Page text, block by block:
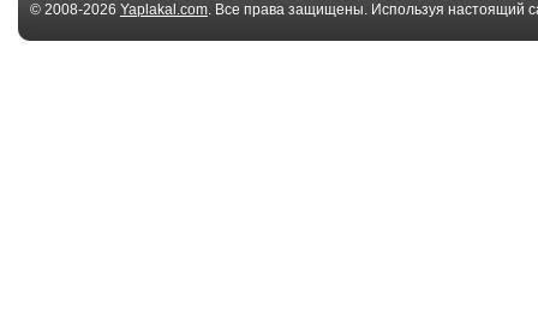
© 2008-2026 Yaplakal.com. Все права защищены. Используя настоящий